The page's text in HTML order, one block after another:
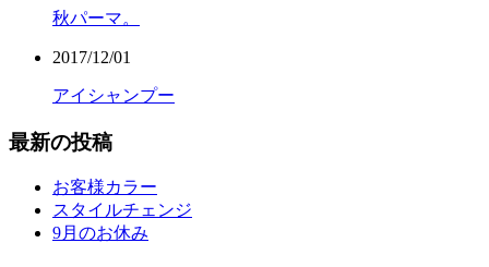
秋パーマ。
2017/12/01
アイシャンプー
最新の投稿
お客様カラー
スタイルチェンジ
9月のお休み